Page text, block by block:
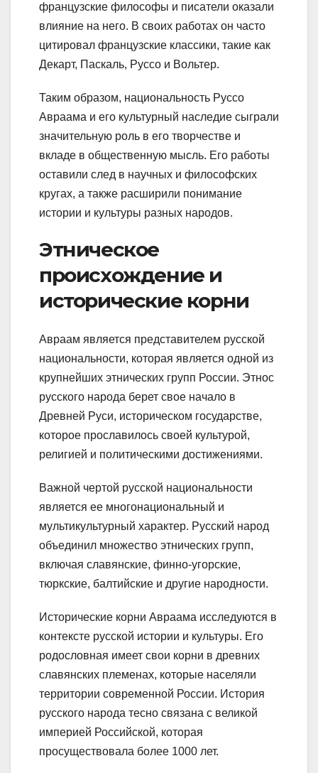
французские философы и писатели оказали
влияние на него. В своих работах он часто
цитировал французские классики, такие как
Декарт, Паскаль, Руссо и Вольтер.
Таким образом, национальность Руссо
Авраама и его культурный наследие сыграли
значительную роль в его творчестве и
вкладе в общественную мысль. Его работы
оставили след в научных и философских
кругах, а также расширили понимание
истории и культуры разных народов.
Этническое
происхождение и
исторические корни
Авраам является представителем русской
национальности, которая является одной из
крупнейших этнических групп России. Этнос
русского народа берет свое начало в
Древней Руси, историческом государстве,
которое прославилось своей культурой,
религией и политическими достижениями.
Важной чертой русской национальности
является ее многонациональный и
мультикультурный характер. Русский народ
объединил множество этнических групп,
включая славянские, финно-угорские,
тюркские, балтийские и другие народности.
Исторические корни Авраама исследуются в
контексте русской истории и культуры. Его
родословная имеет свои корни в древних
славянских племенах, которые населяли
территории современной России. История
русского народа тесно связана с великой
империей Российской, которая
просуществовала более 1000 лет.